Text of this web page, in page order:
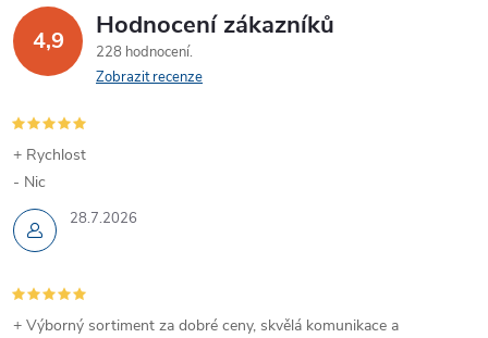
4,9 Hodnocení zákazníků
228 hodnocení
Zobrazit recenze
28.7.2026
+ Rychlost
- Nic
+ Výborný sortiment za dobré ceny, skvělá komunikace a